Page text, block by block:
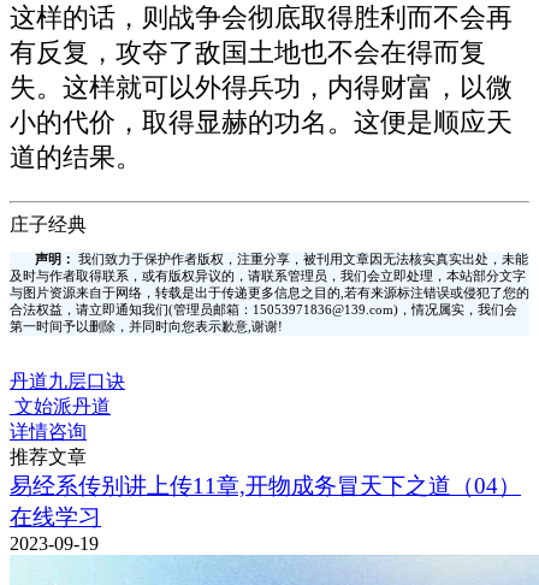
这样的话，则战争会彻底取得胜利而不会再
有反复，攻夺了敌国土地也不会在得而复
失。这样就可以外得兵功，内得财富，以微
小的代价，取得显赫的功名。这便是顺应天
道的结果。
庄子经典
声明：
我们致力于保护作者版权，注重分享，被刊用文章因无法核实真实出处，未能
及时与作者取得联系，或有版权异议的，请联系管理员，我们会立即处理，本站部分文字
与图片资源来自于网络，转载是出于传递更多信息之目的,若有来源标注错误或侵犯了您的
合法权益，请立即通知我们(管理员邮箱：15053971836@139.com)，情况属实，我们会
第一时间予以删除，并同时向您表示歉意,谢谢!
丹道九层口诀
文始派丹道
详情咨询
推荐文章
易经系传别讲上传11章,开物成务冒天下之道（04）
在线学习
2023-09-19